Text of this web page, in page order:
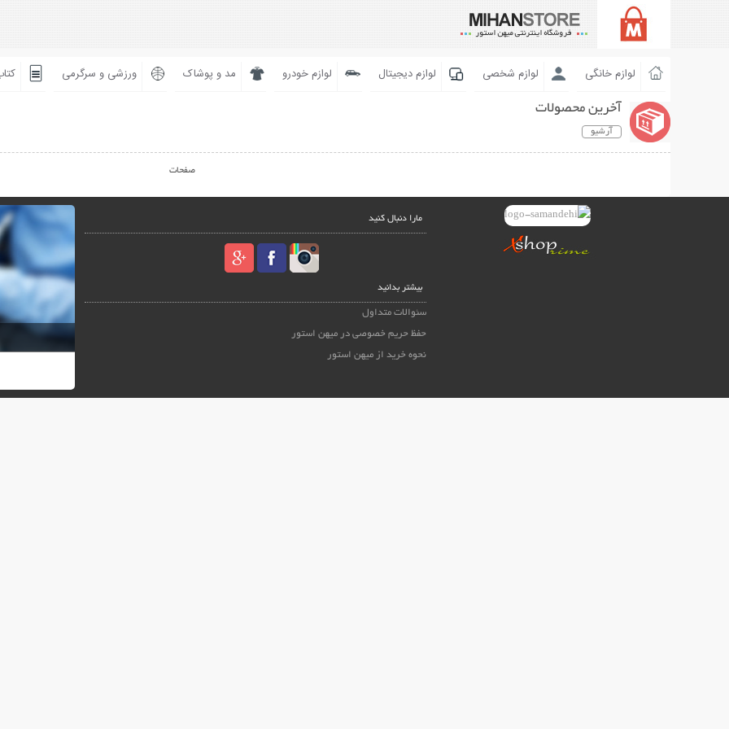
لوازم خانگی لوازم شخصی لوازم دیجیتال لوازم خودرو مد و پوشاک ورزشی و سرگرمی
آخرین محصولات
آرشیو
صفحات
مارا دنبال کنید
بیشتر بدانید
سئوالات متداول
حفظ حریم خصوصی در میهن استور
نحوه خرید از میهن استور